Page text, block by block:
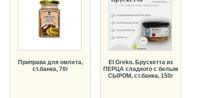
Приправа для омлета,
ст.банка, 70г
El Greko. Брускетта из
ПЕРЦА сладкого с белым
СЫРОМ, ст.банка, 150г